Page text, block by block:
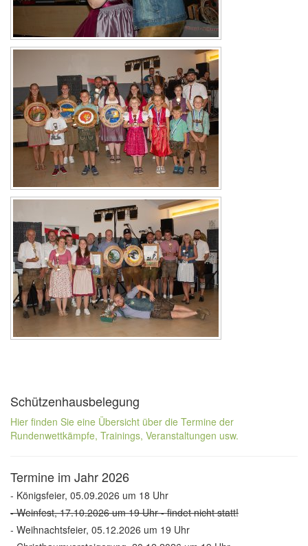
Schützenhausbelegung
Hier finden Sie eine Übersicht über die Termine der
Rundenwettkämpfe, Trainings, Veranstaltungen usw.
Termine im Jahr 2026
- Königsfeier, 05.09.2026 um 18 Uhr
- Weinfest, 17.10.2026 um 19 Uhr - findet nicht statt!
- Weihnachtsfeier, 05.12.2026 um 19 Uhr